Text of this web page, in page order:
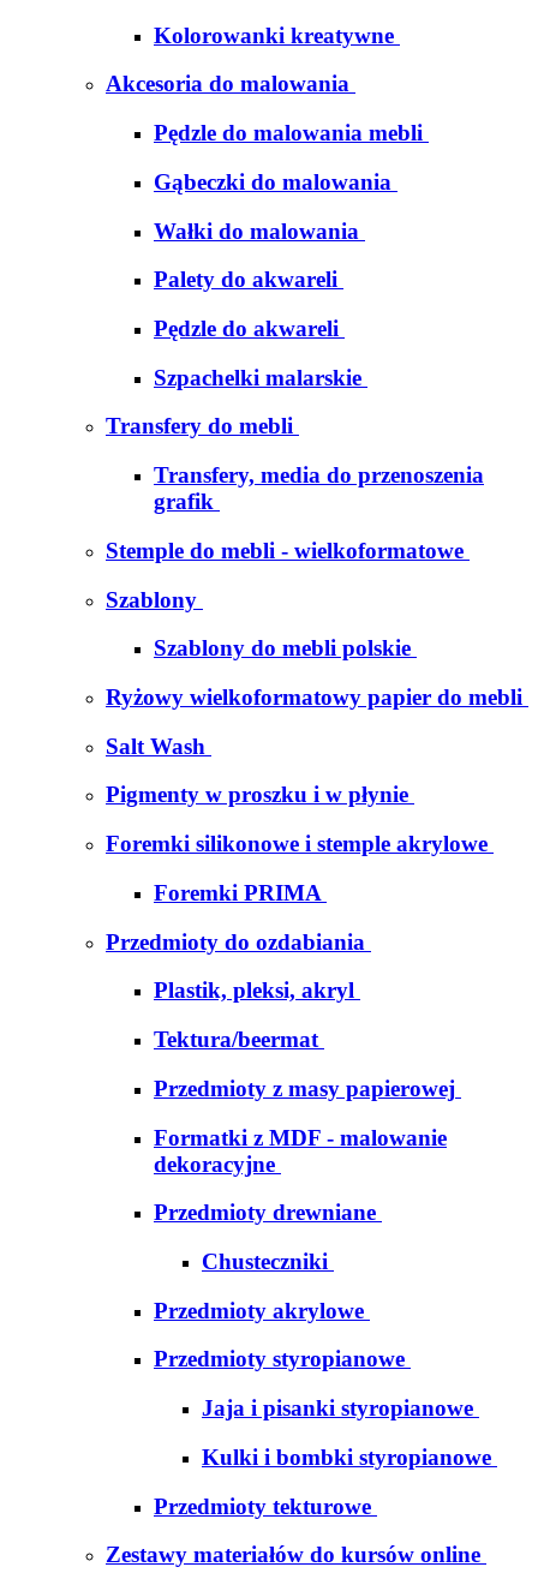
Kolorowanki kreatywne
Akcesoria do malowania
Pędzle do malowania mebli
Gąbeczki do malowania
Wałki do malowania
Palety do akwareli
Pędzle do akwareli
Szpachelki malarskie
Transfery do mebli
Transfery, media do przenoszenia
grafik
Stemple do mebli - wielkoformatowe
Szablony
Szablony do mebli polskie
Ryżowy wielkoformatowy papier do mebli
Salt Wash
Pigmenty w proszku i w płynie
Foremki silikonowe i stemple akrylowe
Foremki PRIMA
Przedmioty do ozdabiania
Plastik, pleksi, akryl
Tektura/beermat
Przedmioty z masy papierowej
Formatki z MDF - malowanie
dekoracyjne
Przedmioty drewniane
Chusteczniki
Przedmioty akrylowe
Przedmioty styropianowe
Jaja i pisanki styropianowe
Kulki i bombki styropianowe
Przedmioty tekturowe
Zestawy materiałów do kursów online